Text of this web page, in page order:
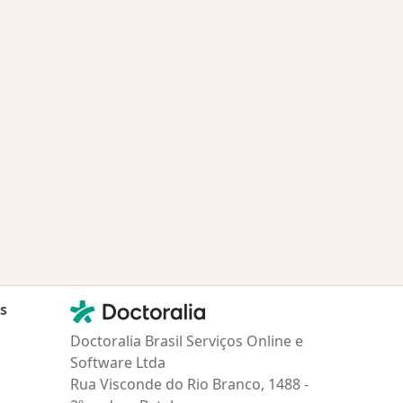
Contato
Doctoralia - Homepage
Doctoralia Brasil Serviços Online e
Software Ltda
Rua Visconde do Rio Branco, 1488 -